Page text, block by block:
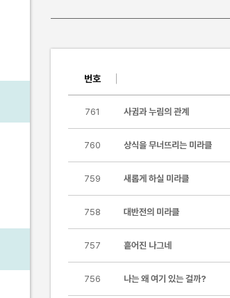
번호
761 사귐과 누림의 관계
760 상식을 무너뜨리는 미라클
759 새롭게 하실 미라클
758 대반전의 미라클
757 흩어진 나그네
756 나는 왜 여기 있는 걸까?